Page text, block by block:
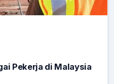
Pekerja di Malaysia